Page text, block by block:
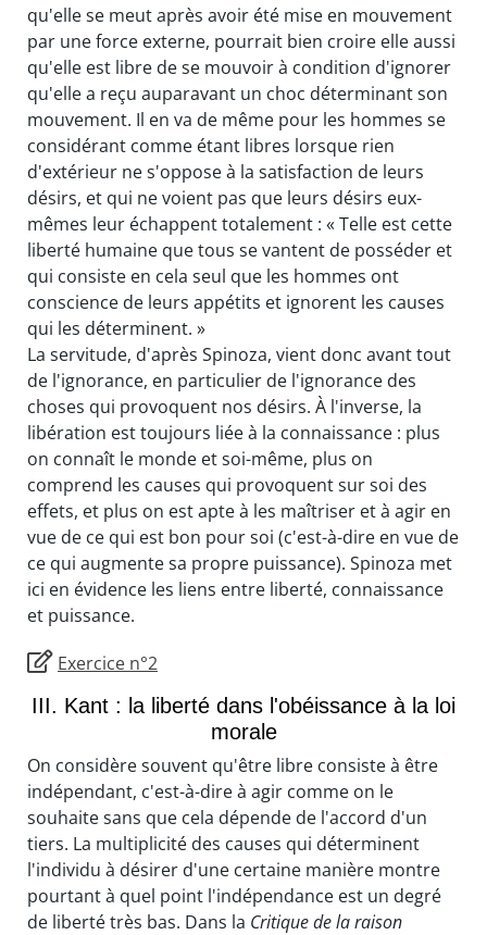
qu'elle se meut après avoir été mise en mouvement
par une force externe, pourrait bien croire elle aussi
qu'elle est libre de se mouvoir à condition d'ignorer
qu'elle a reçu auparavant un choc déterminant son
mouvement. Il en va de même pour les hommes se
considérant comme étant libres lorsque rien
d'extérieur ne s'oppose à la satisfaction de leurs
désirs, et qui ne voient pas que leurs désirs eux-
mêmes leur échappent totalement : « Telle est cette
liberté humaine que tous se vantent de posséder et
qui consiste en cela seul que les hommes ont
conscience de leurs appétits et ignorent les causes
qui les déterminent. »
La servitude, d'après Spinoza, vient donc avant tout
de l'ignorance, en particulier de l'ignorance des
choses qui provoquent nos désirs. À l'inverse, la
libération est toujours liée à la connaissance : plus
on connaît le monde et soi-même, plus on
comprend les causes qui provoquent sur soi des
effets, et plus on est apte à les maîtriser et à agir en
vue de ce qui est bon pour soi (c'est-à-dire en vue de
ce qui augmente sa propre puissance). Spinoza met
ici en évidence les liens entre liberté, connaissance
et puissance.
Exercice n°2
III. Kant : la liberté dans l'obéissance à la loi
morale
On considère souvent qu'être libre consiste à être
indépendant, c'est-à-dire à agir comme on le
souhaite sans que cela dépende de l'accord d'un
tiers. La multiplicité des causes qui déterminent
l'individu à désirer d'une certaine manière montre
pourtant à quel point l'indépendance est un degré
de liberté très bas. Dans la Critique de la raison